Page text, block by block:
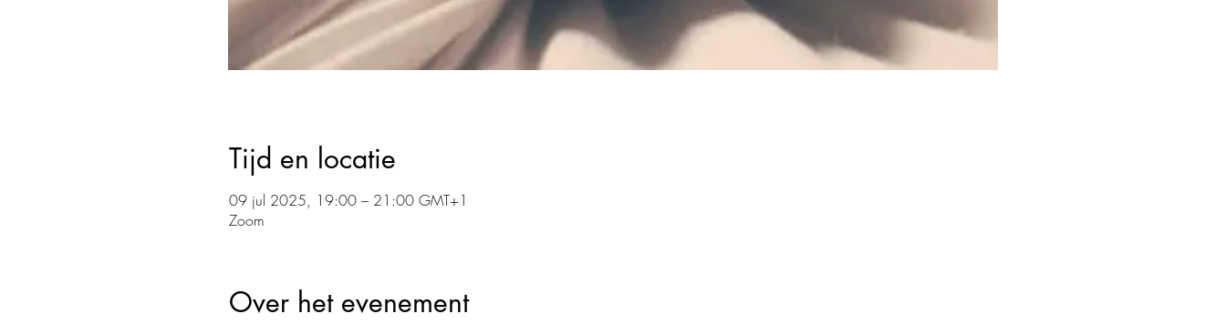
Tijd en locatie
09 jul 2025, 19:00 – 21:00 GMT+1
Zoom
Over het evenement